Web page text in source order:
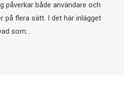
påverkar både användare och
på flera sätt. I det här inlägget
som…